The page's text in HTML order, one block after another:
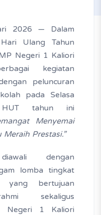
2026 — Dalam
Ulang Tahun
Negeri 1 Kaliori
kegiatan
peluncuran
pada Selasa
HUT tahun ini
Menyemai
Meraih Prestasi.”
dengan
lomba tingkat
yang bertujuan
sekaligus
Negeri 1 Kaliori